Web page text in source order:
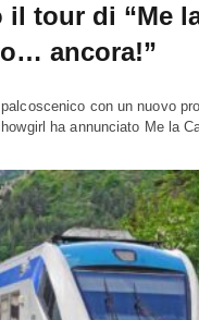
il tour di “Me
ancora!”
con un nuovo
ha annunciato Me la